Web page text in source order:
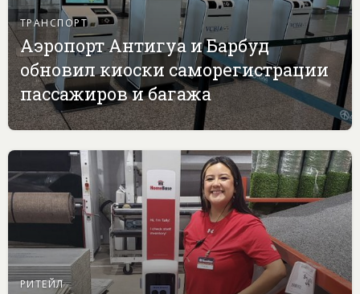
ТРАНСПОРТ
Аэропорт Антигуа и Барбуд
обновил киоски саморегистрации
пассажиров и багажа
РИТЕЙЛ